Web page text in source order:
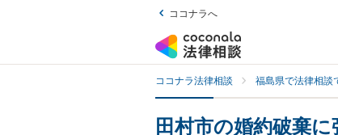
ココナラへ
ココナラ法律相談 福島県で法律相談
田村市の婚約破棄